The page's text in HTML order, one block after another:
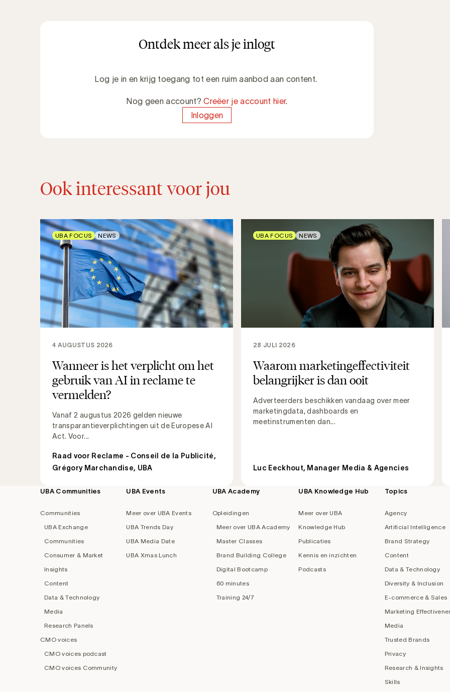
Ontdek meer als je inlogt
Log je in en krijg toegang tot een ruim aanbod aan content.
Nog geen account?Creëer je account hier.
Inloggen
Ook interessant voor jou
Wanneer is het verplicht om het
gebruik van AI in reclame te
vermelden?
Vanaf 2 augustus 2026 gelden nieuwe
transparantieverplichtingen uit de Europese AI
Act. Voor...
4 AUGUSTUS 2026
Raad voor Reclame - Conseil de la Publicité,
Grégory Marchandise, UBA
UBA FOCUS NEWS
Waarom marketingeffectiviteit
belangrijker is dan ooit
Adverteerders beschikken vandaag over meer
marketingdata, dashboards en
meetinstrumenten dan...
28 JULI 2026
Luc Eeckhout, Manager Media & Agencies
UBA FOCUS NEWS
Footer
UBA Communities
Communities
UBA Exchange
Communities
Consumer & Market
Insights
Content
Data & Technology
Media
Research Panels
CMO voices
CMO voices podcast
CMO voices Community
UBA Events
Meer over UBA Events
UBA Trends Day
UBA Media Date
UBA Xmas Lunch
UBA Academy
Opleidingen
Meer over UBA Academy
Master Classes
Brand Building College
Digital Bootcamp
60 minutes
Training 24/7
UBA Knowledge Hub
Meer over UBA
Knowledge Hub
Publicaties
Kennis en inzichten
Podcasts
Topics
Agency
Artificial Intelligence
Brand Strategy
Content
Data & Technology
Diversity & Inclusion
E-commerce & Sales
Marketing
Media
Trusted Brands
Privacy
Research & Insights
Skills